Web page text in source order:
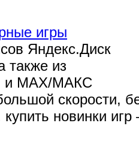
игры
Яндекс.Диск
также из
и MAX/МАКС
скорости,
новинки